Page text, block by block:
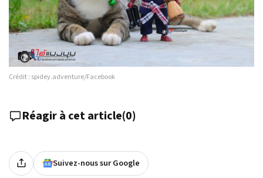
Crédit : spidey.adventure/Facebook
Réagir à cet article(0)
Suivez-nous sur Google